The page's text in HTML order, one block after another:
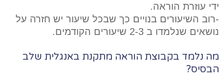
ידי עוזרת הוראה.
-רוב השיעורים בנויים כך שבכל שיעור יש חזרה על
נושאים שנלמדו ב 2-3 שיעורים הקודמים.
מה נלמד בקבוצת הוראה מתקנת באנגלית שלב
הבסיס?